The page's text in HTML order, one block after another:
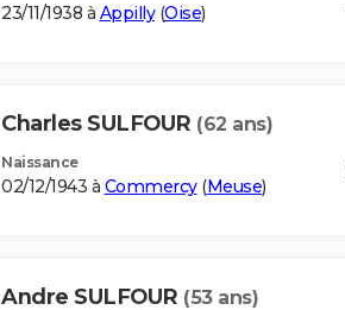
23/11/1938 à Appilly(Oise)
Charles SULFOUR (62 ans)
Naissance
02/12/1943 à Commercy(Meuse)
Andre SULFOUR (53 ans)